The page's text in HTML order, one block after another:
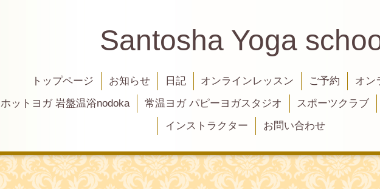
Santosha Yoga
トップページ お知らせ 日記 オンラインレッスン ご予約
オン
ホットヨガ 岩盤温浴nodoka
常温ヨガ パピーヨガスタジオ スポーツクラブ
インストラクター
お問い合わせ